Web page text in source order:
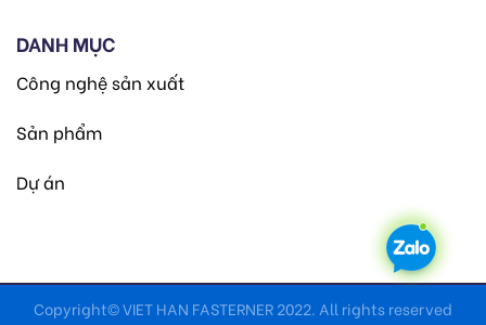
DANH MỤC
Công nghệ sản xuất
Sản phẩm
Dự án
Copyright© VIET HAN FASTERNER 2022. All rights reserved